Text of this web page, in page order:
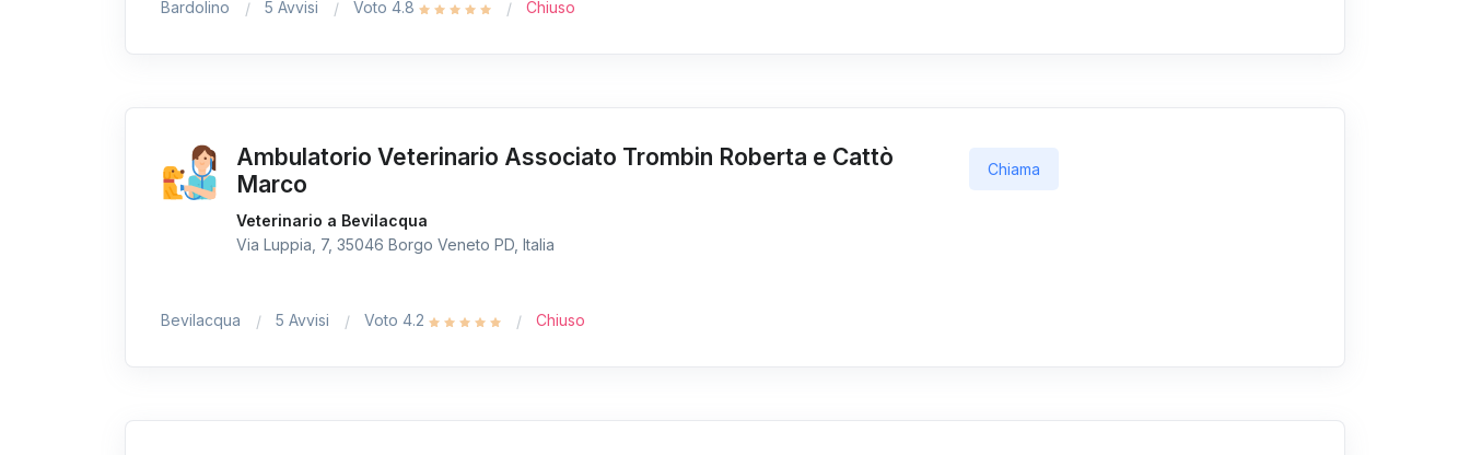
Bardolino 5 Avvisi Voto 4.8 Chiuso
Ambulatorio Veterinario Associato Trombin Roberta e Cattò
Marco
Veterinario a Bevilacqua
Via Luppia, 7, 35046 Borgo Veneto PD, Italia
Chiama
Bevilacqua 5 Avvisi Voto 4.2 Chiuso